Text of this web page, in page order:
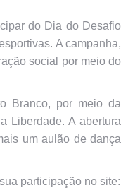
do Dia do Desafio
A campanha,
social por meio do
Branco, por meio da
Liberdade. A abertura
um aulão de dança
participação no site: